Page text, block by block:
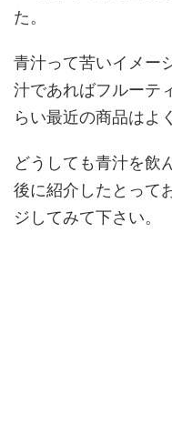
た。
青汁って苦いイメー
汁であればフルーテ
らい最近の商品はよ
どうしても青汁を飲
後に紹介したとって
ジしてみて下さい。